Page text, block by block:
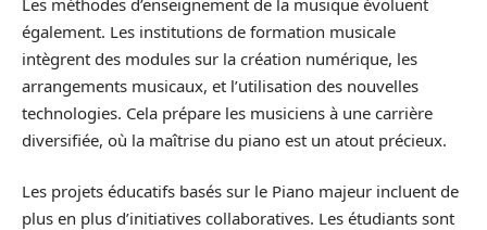
également. Les institutions de formation musicale
intègrent des modules sur la création numérique, les
arrangements musicaux, et l’utilisation des nouvelles
technologies. Cela prépare les musiciens à une carrière
diversifiée, où la maîtrise du piano est un atout précieux.
Les projets éducatifs basés sur le Piano majeur incluent de
plus en plus d’initiatives collaboratives. Les étudiants sont